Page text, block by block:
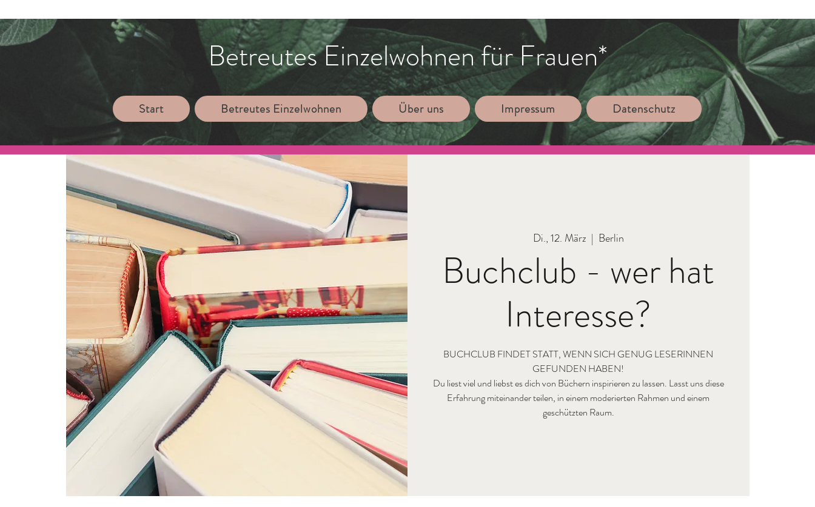
Betreutes Einzelwohnen für Frauen*
Start Betreutes Einzelwohnen Über uns Impressum Datenschutz
Di., 12. März
  |
Berlin
Buchclub - wer hat
Interesse?
BUCHCLUB FINDET STATT, WENN SICH GENUG LESERINNEN
GEFUNDEN HABEN!
Du liest viel und liebst es dich von Büchern inspirieren zu lassen. Lasst uns diese
Erfahrung miteinander teilen, in einem moderierten Rahmen und einem
geschützten Raum.